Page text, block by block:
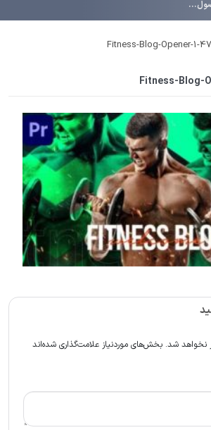
Fitness-Blog-Opener-1-
Fitness-Blog-
نخواهد شد. بخش‌های موردنیاز علامت‌گذاری شده‌اند